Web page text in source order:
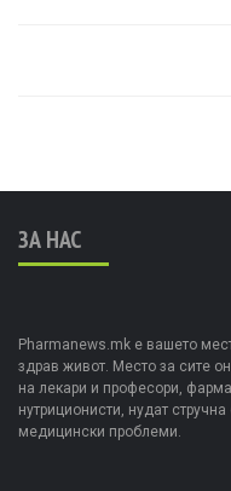
ЗА НАС
Pharmanews.mk е вашето
здрав живот. Место за сите
на лекари и професори,
нутриционисти, нудат
медицински проблеми.